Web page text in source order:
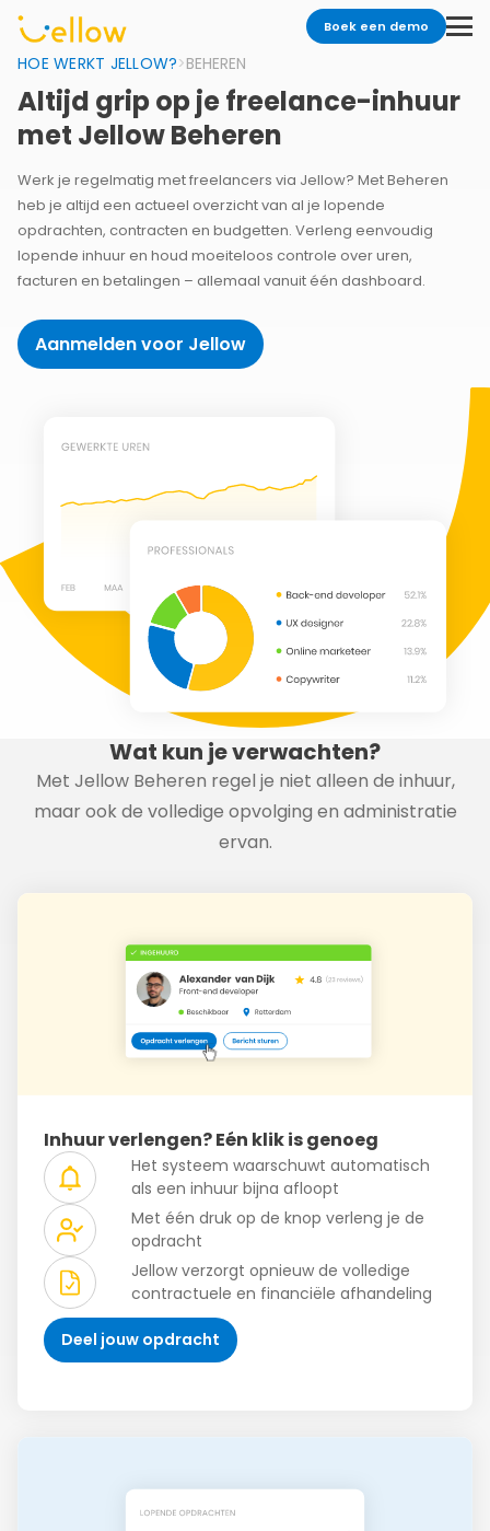
Boek een demo
HOE WERKT JELLOW?>BEHEREN
Altijd grip op je freelance-inhuur
met Jellow Beheren
Werk je regelmatig met freelancers via Jellow? Met Beheren
heb je altijd een actueel overzicht van al je lopende
opdrachten, contracten en budgetten. Verleng eenvoudig
lopende inhuur en houd moeiteloos controle over uren,
facturen en betalingen – allemaal vanuit één dashboard.
Aanmelden voor Jellow
Wat kun je verwachten?
Met Jellow Beheren regel je niet alleen de inhuur,
maar ook de volledige opvolging en administratie
ervan.
Inhuur verlengen? Eén klik is genoeg
Het systeem waarschuwt automatisch
als een inhuur bijna afloopt
Met één druk op de knop verleng je de
opdracht
Jellow verzorgt opnieuw de volledige
contractuele en financiële afhandeling
Deel jouw opdracht